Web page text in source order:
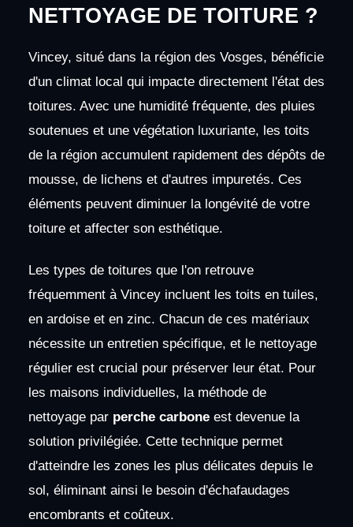
NETTOYAGE DE TOITURE ?
Vincey, situé dans la région des Vosges, bénéficie
d'un climat local qui impacte directement l'état des
toitures. Avec une humidité fréquente, des pluies
soutenues et une végétation luxuriante, les toits
de la région accumulent rapidement des dépôts de
mousse, de lichens et d'autres impuretés. Ces
éléments peuvent diminuer la longévité de votre
toiture et affecter son esthétique.
Les types de toitures que l'on retrouve
fréquemment à Vincey incluent les toits en tuiles,
en ardoise et en zinc. Chacun de ces matériaux
nécessite un entretien spécifique, et le nettoyage
régulier est crucial pour préserver leur état. Pour
les maisons individuelles, la méthode de
nettoyage par perche carboneest devenue la
solution privilégiée. Cette technique permet
d'atteindre les zones les plus délicates depuis le
sol, éliminant ainsi le besoin d'échafaudages
encombrants et coûteux.